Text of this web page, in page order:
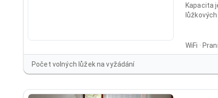
Kapacita
WiFi ·
Počet volných lůžek na vyžádání